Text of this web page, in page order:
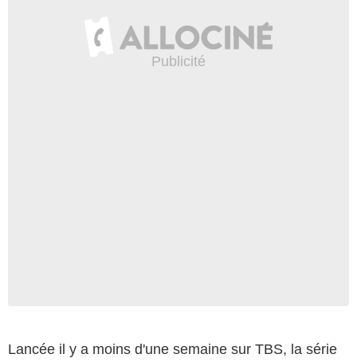
Lancée il y a moins d'une semaine sur TBS, la série